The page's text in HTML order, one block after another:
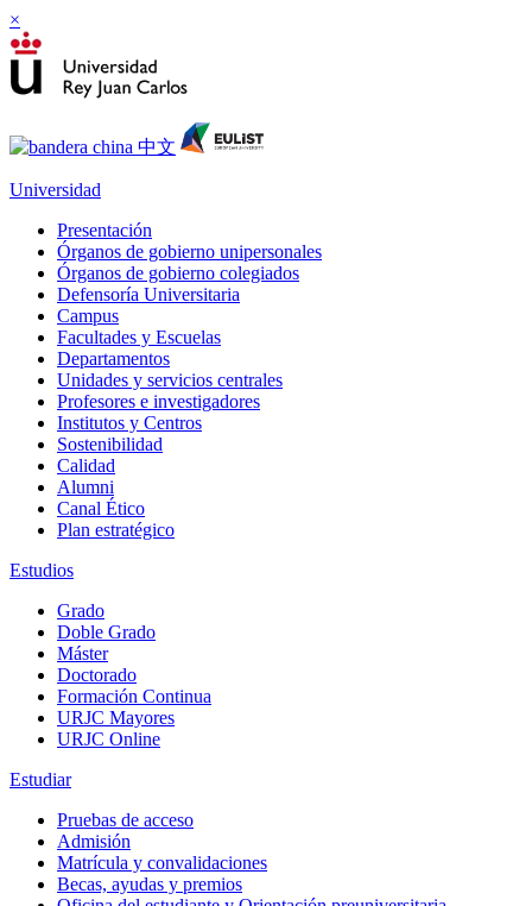
×
Universidad
Presentación
Órganos de gobierno unipersonales
Órganos de gobierno colegiados
Defensoría Universitaria
Campus
Facultades y Escuelas
Departamentos
Unidades y servicios centrales
Profesores e investigadores
Institutos y Centros
Sostenibilidad
Calidad
Alumni
Canal Ético
Plan estratégico
Estudios
Grado
Doble Grado
Máster
Doctorado
Formación Continua
URJC Mayores
URJC Online
Estudiar
Pruebas de acceso
Admisión
Matrícula y convalidaciones
Becas, ayudas y premios